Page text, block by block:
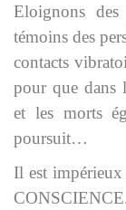
Eloignons des
témoins des
contacts
pour que dans
et les morts
poursuit…
Il est